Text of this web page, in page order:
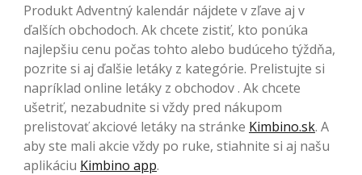
Produkt Adventný kalendár nájdete v zľave aj v
ďalších obchodoch. Ak chcete zistiť, kto ponúka
najlepšiu cenu počas tohto alebo budúceho týždňa,
pozrite si aj ďalšie letáky z kategórie. Prelistujte si
napríklad online letáky z obchodov . Ak chcete
ušetriť, nezabudnite si vždy pred nákupom
prelistovať akciové letáky na stránke Kimbino.sk. A
aby ste mali akcie vždy po ruke, stiahnite si aj našu
aplikáciu Kimbino app.